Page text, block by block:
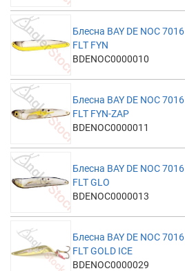
Блесна BAY DE NOC 7016
FLT FYN
BDENOC0000010
Блесна BAY DE NOC 7016
FLT FYN-ZAP
BDENOC0000011
Блесна BAY DE NOC 7016
FLT GLO
BDENOC0000013
Блесна BAY DE NOC 7016
FLT GOLD ICE
BDENOC0000029